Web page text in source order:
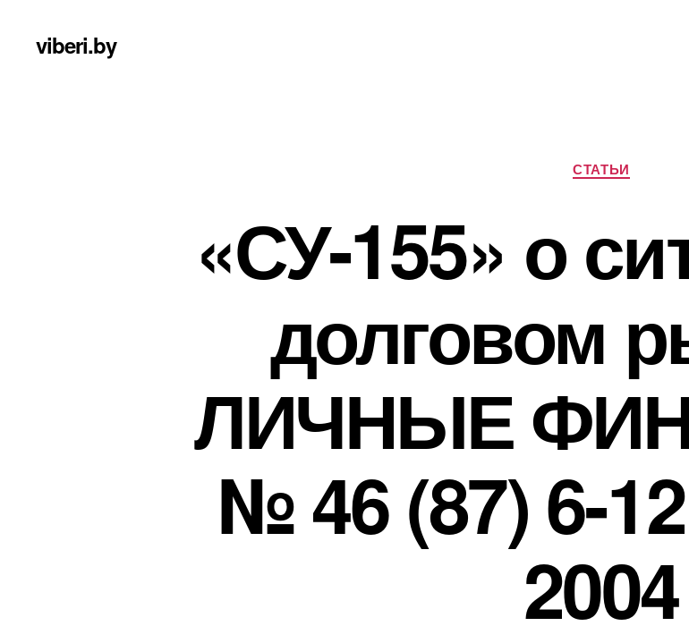
viberi.by
Рубрики
СТАТЬИ
«СУ-155» о
долговом
ЛИЧНЫЕ
№ 46 (87) 6-
2004